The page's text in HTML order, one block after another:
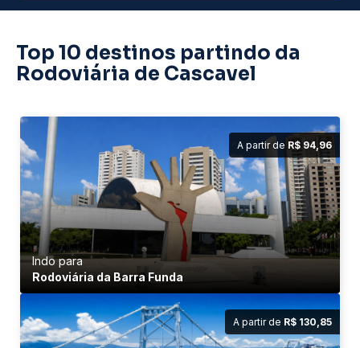
Top 10 destinos partindo da
Rodoviária de Cascavel
A partir de R$ 94,96
Indo para
Rodoviária da Barra Funda
A partir de R$ 130,85